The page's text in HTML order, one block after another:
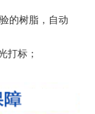
的树脂，自动
打标；